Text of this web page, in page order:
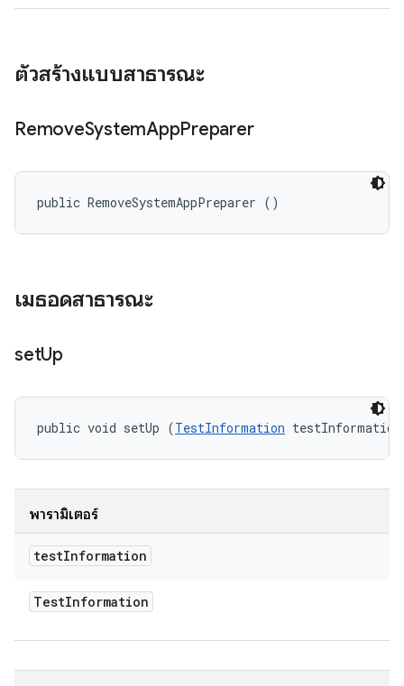
ตัวสร้างแบบสาธารณะ
RemoveSystemAppPreparer
public RemoveSystemAppPreparer ()
เมธอดสาธารณะ
setUp
public void setUp (TestInformation
พารามิเตอร์
testInformation
TestInformation